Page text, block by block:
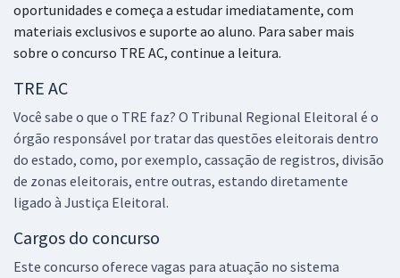
oportunidades e começa a estudar imediatamente, com
materiais exclusivos e suporte ao aluno. Para saber mais
sobre o concurso TRE AC, continue a leitura.
TRE AC
Você sabe o que o TRE faz? O Tribunal Regional Eleitoral é o
órgão responsável por tratar das questões eleitorais dentro
do estado, como, por exemplo, cassação de registros, divisão
de zonas eleitorais, entre outras, estando diretamente
ligado à Justiça Eleitoral.
Cargos do concurso
Este concurso oferece vagas para atuação no sistema